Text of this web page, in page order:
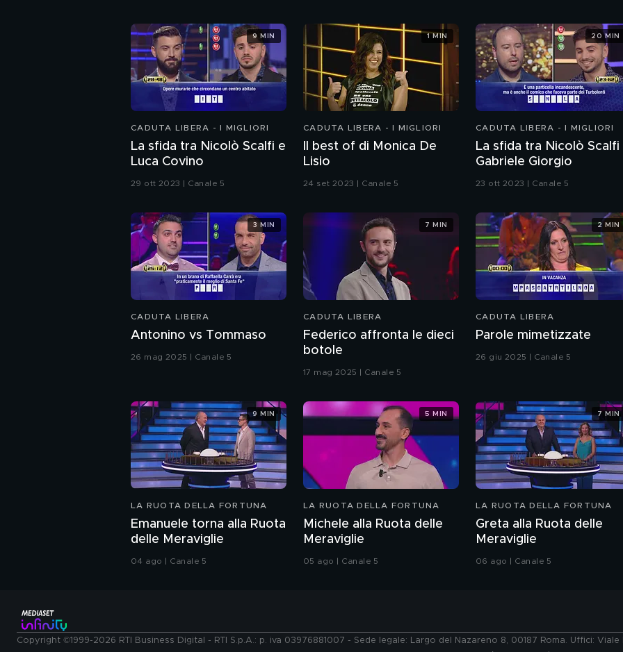
CADUTA LIBERA - I MIGLIORI
La sfida tra Nicolò Scalfi e
Luca Covino
29 ott 2023 | Canale 5
9 MIN
CADUTA LIBERA - I MIGLIORI
Il best of di Monica De
Lisio
24 set 2023 | Canale 5
1 MIN
CADUTA LIBERA - I MIGLIORI
La sfida tra Nicolò Scalfi
Gabriele Giorgio
23 ott 2023 | Canale 5
20 MIN
CADUTA LIBERA
Antonino vs Tommaso
26 mag 2025 | Canale 5
3 MIN
CADUTA LIBERA
Federico affronta le dieci
botole
17 mag 2025 | Canale 5
7 MIN
CADUTA LIBERA
Parole mimetizzate
26 giu 2025 | Canale 5
2 MIN
LA RUOTA DELLA FORTUNA
Emanuele torna alla Ruota
delle Meraviglie
04 ago | Canale 5
9 MIN
LA RUOTA DELLA FORTUNA
Michele alla Ruota delle
Meraviglie
05 ago | Canale 5
5 MIN
LA RUOTA DELLA FORTUNA
Greta alla Ruota delle
Meraviglie
06 ago | Canale 5
7 MIN
Copyright ©1999-2026 RTI Business Digital - RTI S.p.A.: p. iva 03976881007 - Sede legale: Largo del Nazareno 8, 00187 Roma. Uffici: